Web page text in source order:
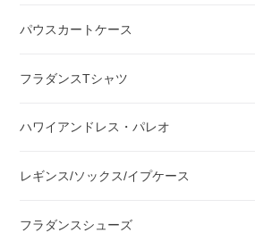
パウスカートケース
フラダンスTシャツ
ハワイアンドレス・パレオ
レギンス/ソックス/イプケース
フラダンスシューズ